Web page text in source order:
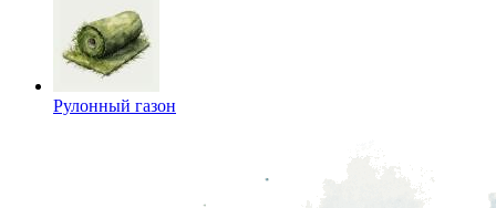
Рулонный газон